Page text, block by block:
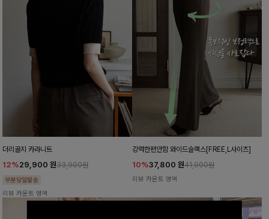
더리골지 카라니트
12%29,900 원33,900원
리뷰 카운트 영역
강력한편안함 와이드슬랙스[FREE,L사이즈]
10%37,800 원41,900원
리뷰 카운트 영역